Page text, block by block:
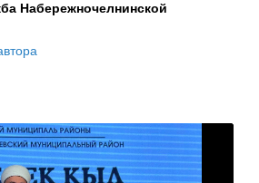
Набережночелнинской